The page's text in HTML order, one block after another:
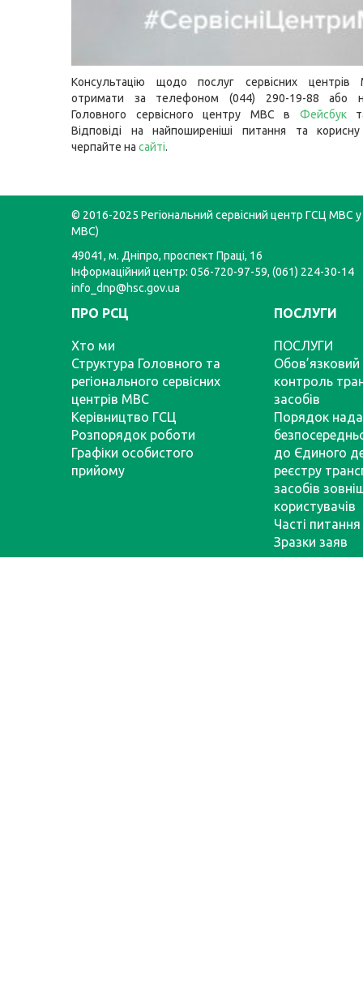
Консультацію щодо послуг сервісних
отримати за телефоном (044) 290-19-88 або
Головного сервісного центру МВС в Фейсбук
Відповіді на найпоширеніші питання та
черпайте на сайті.
© 2016-2025 Регіональний сервісний центр ГСЦ МВС у
МВС)
49041, м. Дніпро, проспект Праці, 16
Інформаційний центр: 056-720-97-59, (061) 224-30-14
info_dnp@hsc.gov.ua
ПРО РСЦ
Хто ми
Структура Головного та
регіонального сервісних
центрів МВС
Керівництво ГСЦ
Розпорядок роботи
Графіки особистого
прийому
ПОСЛУГИ
ПОСЛУГИ
Обов’язковий
контроль
засобів
Порядок
до Єдиного
реєстру
засобів
користувачів
Часті питання
Зразки заяв